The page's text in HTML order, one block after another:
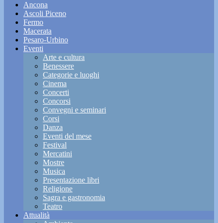
Ancona
Ascoli Piceno
Fermo
Macerata
Pesaro-Urbino
Eventi
Arte e cultura
Benessere
Categorie e luoghi
Cinema
Concerti
Concorsi
Convegni e seminari
Corsi
Danza
Eventi del mese
Festival
Mercatini
Mostre
Musica
Presentazione libri
Religione
Sagra e gastronomia
Teatro
Attualità